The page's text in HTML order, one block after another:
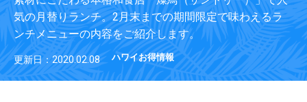
気の月替りランチ。2月末までの期間限定で味わえるラ
ンチメニューの内容をご紹介します。
更新日：2020.02.08 ハワイお得情報